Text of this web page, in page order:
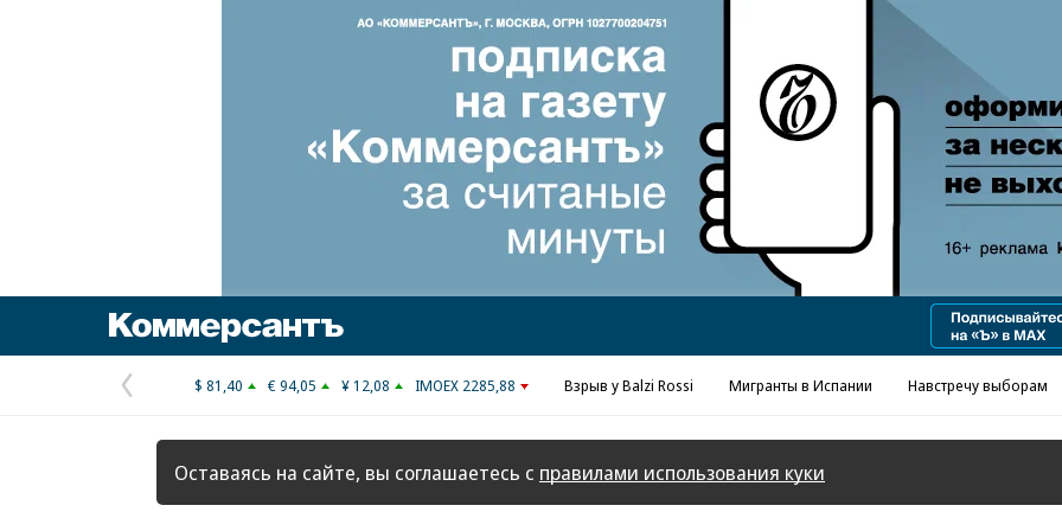
Реклама в «Ъ» www.kommersant.ru/ad
Предыдущая
страница
$ 81,40 € 94,05 ¥ 12,08 IMOEX 2285,88 Взрыв у Balzi Rossi Мигранты в Испании Навстречу выборам
Оставаясь на сайте, вы соглашаетесь с правилами использования куки